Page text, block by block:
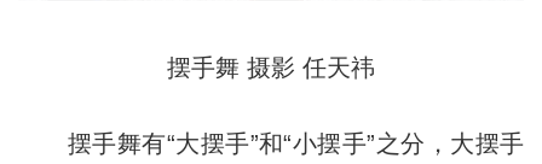
摆手舞 摄影 任天祎
摆手舞有“大摆手”和“小摆手”之分，大摆手